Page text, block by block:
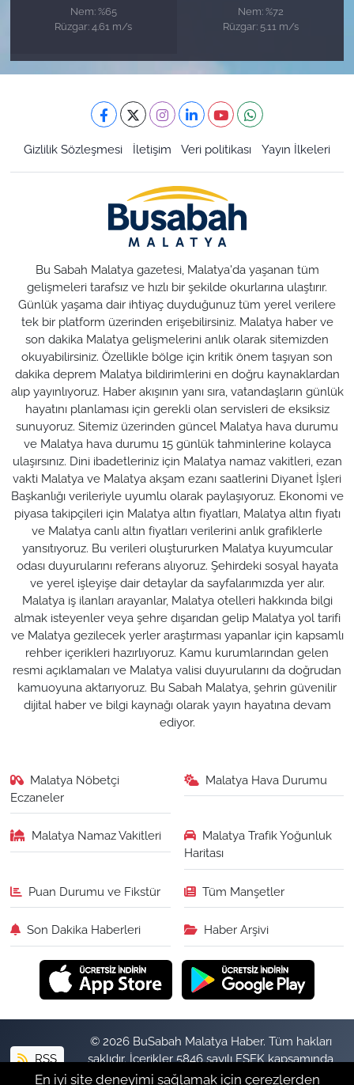
Nem: %65
Rüzgar: 4.61 m/s
Nem: %72
Rüzgar: 5.11 m/s
Gizlilik Sözleşmesi İletişim Veri politikası Yayın İlkeleri
Bu Sabah Malatya gazetesi, Malatya'da yaşanan tüm
gelişmeleri tarafsız ve hızlı bir şekilde okurlarına ulaştırır.
Günlük yaşama dair ihtiyaç duyduğunuz tüm yerel verilere
tek bir platform üzerinden erişebilirsiniz. Malatya haber ve
son dakika Malatya gelişmelerini anlık olarak sitemizden
okuyabilirsiniz. Özellikle bölge için kritik önem taşıyan son
dakika deprem Malatya bildirimlerini en doğru kaynaklardan
alıp yayınlıyoruz. Haber akışının yanı sıra, vatandaşların günlük
hayatını planlaması için gerekli olan servisleri de eksiksiz
sunuyoruz. Sitemiz üzerinden güncel Malatya hava durumu
ve Malatya hava durumu 15 günlük tahminlerine kolayca
ulaşırsınız. Dini ibadetleriniz için Malatya namaz vakitleri, ezan
vakti Malatya ve Malatya akşam ezanı saatlerini Diyanet İşleri
Başkanlığı verileriyle uyumlu olarak paylaşıyoruz. Ekonomi ve
piyasa takipçileri için Malatya altın fiyatları, Malatya altın fiyatı
ve Malatya canlı altın fiyatları verilerini anlık grafiklerle
yansıtıyoruz. Bu verileri oluştururken Malatya kuyumcular
odası duyurularını referans alıyoruz. Şehirdeki sosyal hayata
ve yerel işleyişe dair detaylar da sayfalarımızda yer alır.
Malatya iş ilanları arayanlar, Malatya otelleri hakkında bilgi
almak isteyenler veya şehre dışarıdan gelip Malatya yol tarifi
ve Malatya gezilecek yerler araştırması yapanlar için kapsamlı
rehber içerikleri hazırlıyoruz. Kamu kurumlarından gelen
resmi açıklamaları ve Malatya valisi duyurularını da doğrudan
kamuoyuna aktarıyoruz. Bu Sabah Malatya, şehrin güvenilir
dijital haber ve bilgi kaynağı olarak yayın hayatına devam
ediyor.
Malatya Nöbetçi
Eczaneler
Malatya Hava Durumu
Malatya Namaz Vakitleri
Malatya Trafik Yoğunluk
Haritası
Puan Durumu ve Fikstür Tüm Manşetler
Son Dakika Haberleri Haber Arşivi
RSS
© 2026 BuSabah Malatya Haber. Tüm hakları
saklıdır. İçerikler 5846 sayılı FSEK kapsamında
izinsiz kopyalanamaz.
En iyi site deneyimi sağlamak için çerezlerden